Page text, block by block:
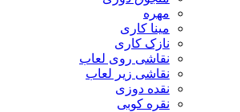
مهره
مینا کاری
نازک کاری
نقاشی روی لعاب
نقاشی زیر لعاب
نقده دوزی
نقره کوبی